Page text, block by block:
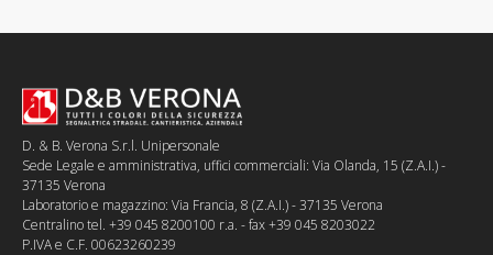
D. & B. Verona S.r.l. Unipersonale
Sede Legale e amministrativa, uffici commerciali: Via Olanda, 15 (Z.A.I.) -
37135 Verona
Laboratorio e magazzino: Via Francia, 8 (Z.A.I.) - 37135 Verona
Centralino tel. +39 045 8200100 r.a. - fax +39 045 8203022
P.IVA e C.F. 00623260239